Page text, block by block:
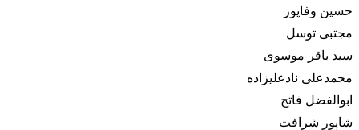
حسین وفاپور
مجتبی توسل
سید باقر موسوی
محمدعلی نادعلیزاده
ابوالفضل فاتح
شاپور شرافت